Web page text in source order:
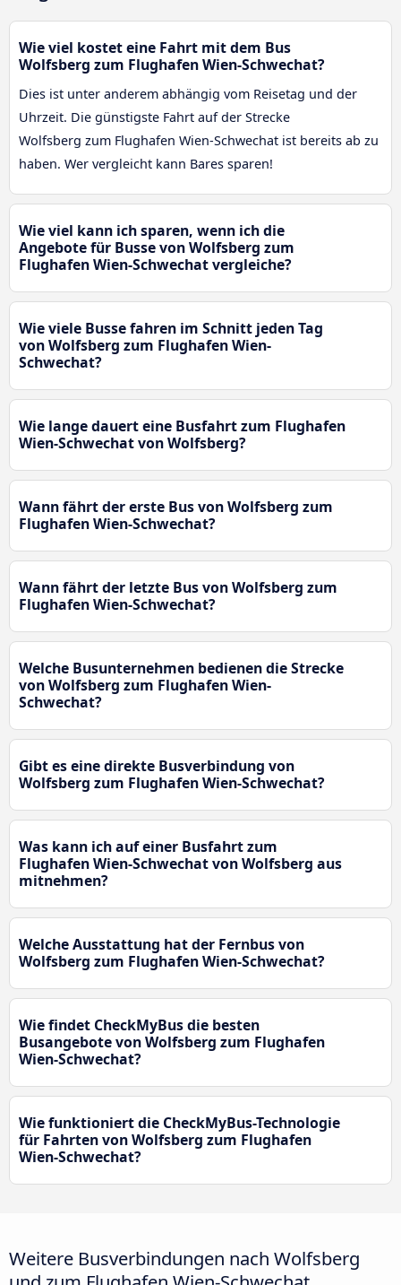
Wie viel kostet eine Fahrt mit dem Bus
Wolfsberg zum Flughafen Wien-Schwechat?
Dies ist unter anderem abhängig vom Reisetag und der
Uhrzeit. Die günstigste Fahrt auf der Strecke
Wolfsberg zum Flughafen Wien-Schwechat ist bereits ab zu
haben. Wer vergleicht kann Bares sparen!
Wie viel kann ich sparen, wenn ich die
Angebote für Busse von Wolfsberg zum
Flughafen Wien-Schwechat vergleiche?
Wie viele Busse fahren im Schnitt jeden Tag
von Wolfsberg zum Flughafen Wien-
Schwechat?
Wie lange dauert eine Busfahrt zum Flughafen
Wien-Schwechat von Wolfsberg?
Wann fährt der erste Bus von Wolfsberg zum
Flughafen Wien-Schwechat?
Wann fährt der letzte Bus von Wolfsberg zum
Flughafen Wien-Schwechat?
Welche Busunternehmen bedienen die Strecke
von Wolfsberg zum Flughafen Wien-
Schwechat?
Gibt es eine direkte Busverbindung von
Wolfsberg zum Flughafen Wien-Schwechat?
Was kann ich auf einer Busfahrt zum
Flughafen Wien-Schwechat von Wolfsberg aus
mitnehmen?
Welche Ausstattung hat der Fernbus von
Wolfsberg zum Flughafen Wien-Schwechat?
Wie findet CheckMyBus die besten
Busangebote von Wolfsberg zum Flughafen
Wien-Schwechat?
Wie funktioniert die CheckMyBus-Technologie
für Fahrten von Wolfsberg zum Flughafen
Wien-Schwechat?
Weitere Busverbindungen nach Wolfsberg